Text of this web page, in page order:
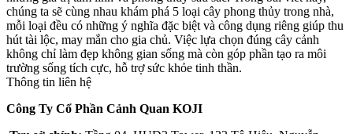
chúng ta sẽ cùng nhau khám phá 5 loại cây phong thủy trong nhà,
mỗi loại đều có những ý nghĩa đặc biệt và công dụng riêng giúp thu
hút tài lộc, may mắn cho gia chủ. Việc lựa chọn đúng cây cảnh
không chỉ làm đẹp không gian sống mà còn góp phần tạo ra môi
trường sống tích cực, hỗ trợ sức khỏe tinh thần.
Thông tin liên hệ
Công Ty Cổ Phần Cảnh Quan KOJI